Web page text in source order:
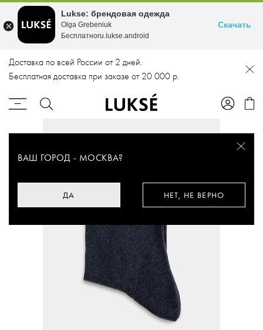
Доставка по всей России от 2 дней.
Бесплатная доставка при заказе от 20 000 р.
ВАШ ГОРОД - МОСКВА?
ДА НЕТ, НЕ ВЕРНО
Lukse: брендовая одежда
Olga Grebeniuk
Бесплатноru.lukse.android
Скачать